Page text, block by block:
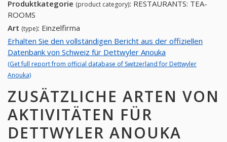
Produktkategorie (product category): RESTAURANTS: TEA-
ROOMS
Art (type): Einzelfirma
Erhalten Sie den vollständigen Bericht aus der offiziellen
Datenbank von Schweiz für Dettwyler Anouka
(Get full report from official database of Switzerland for Dettwyler
Anouka)
ZUSÄTZLICHE ARTEN VON
AKTIVITÄTEN FÜR
DETTWYLER ANOUKA